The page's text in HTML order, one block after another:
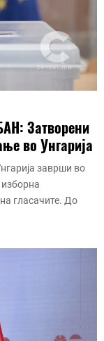
Затворени
во Унгарија
заврши во
гласачите. До